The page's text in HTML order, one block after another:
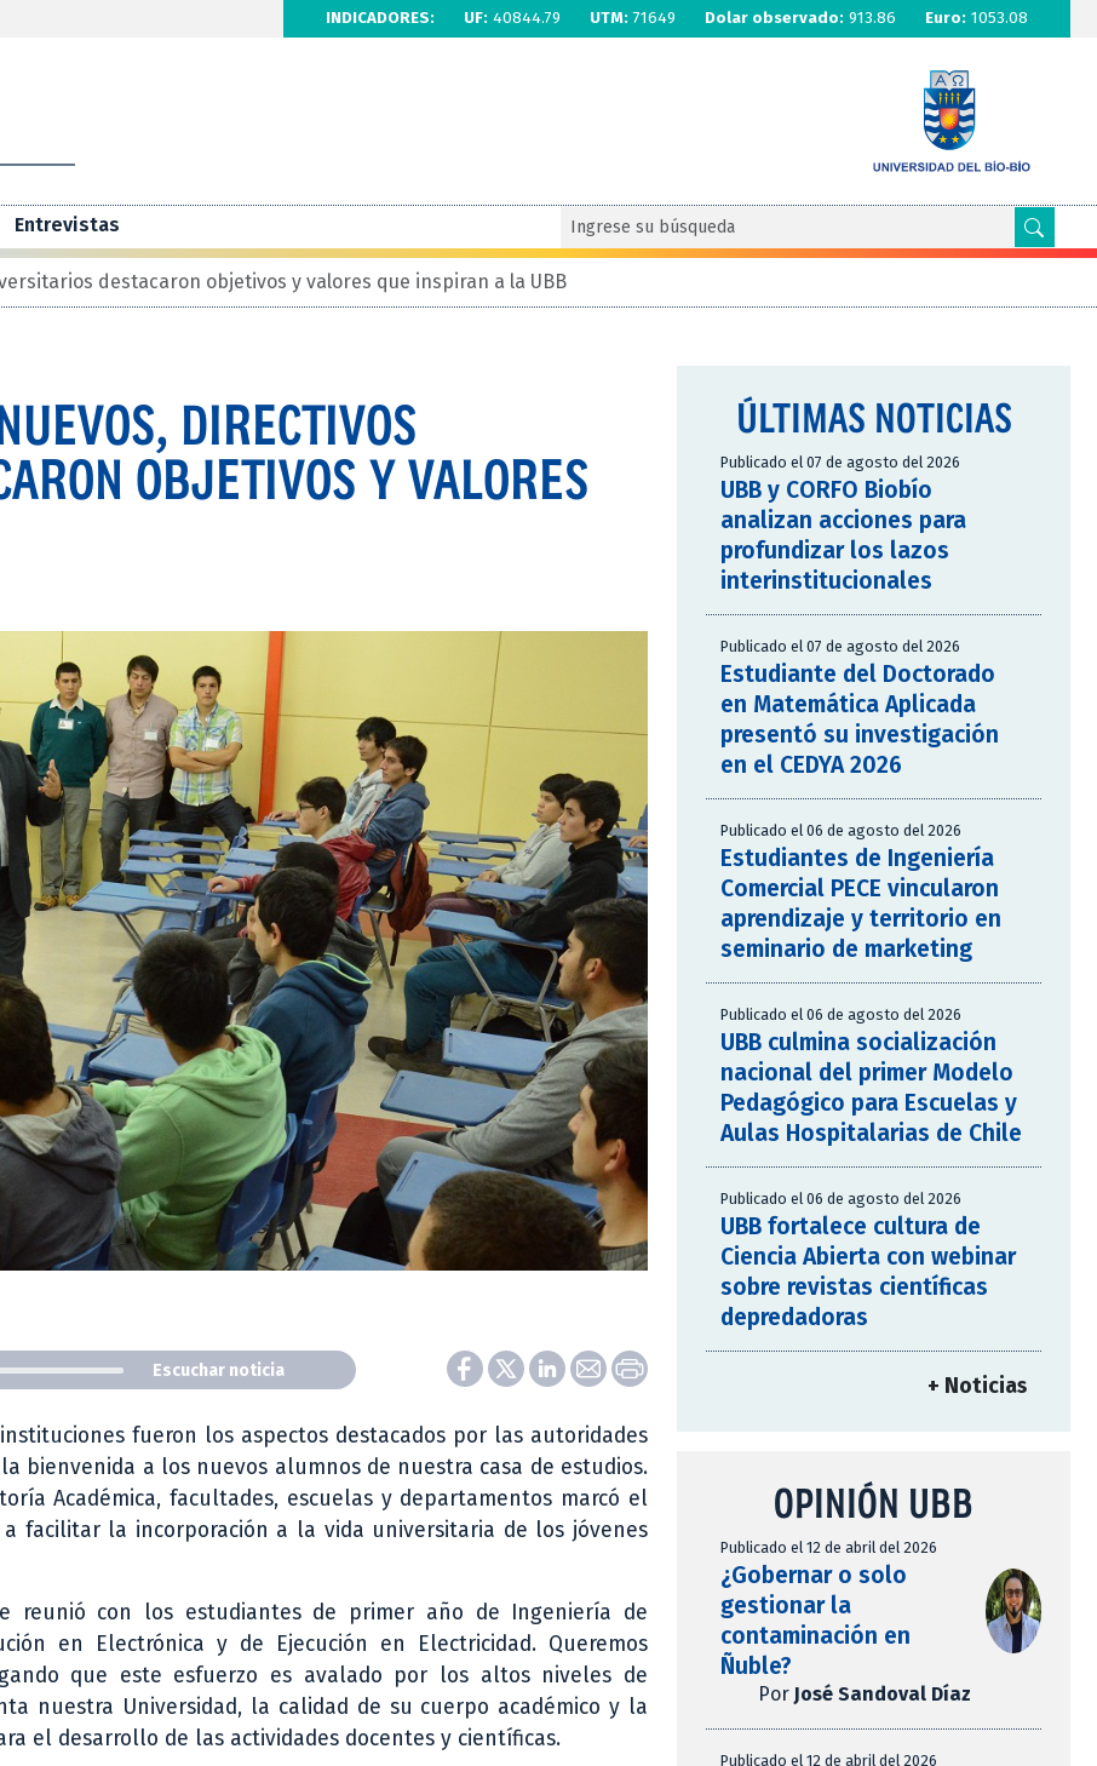
INDICADORES: UF: 40844.79 UTM: 71649 Dolar observado: 913.86 Euro: 1053.08
Entrevistas
destacaron objetivos y valores que inspiran a la UBB
DIRECTIVOS
OBJETIVOS Y VALORES
Escuchar noticia
fueron los aspectos destacados por las autoridades
bienvenida a los nuevos alumnos de nuestra casa de estudios.
Académica, facultades, escuelas y departamentos marcó el
facilitar la incorporación a la vida universitaria de los jóvenes
reunió con los estudiantes de primer año de Ingeniería de
en Electrónica y de Ejecución en Electricidad. Queremos
que este esfuerzo es avalado por los altos niveles de
nuestra Universidad, la calidad de su cuerpo académico y la
el desarrollo de las actividades docentes y científicas.
ÚLTIMAS NOTICIAS
Publicado el 07 de agosto del 2026
UBB y CORFO Biobío
analizan acciones para
profundizar los lazos
interinstitucionales
Publicado el 07 de agosto del 2026
Estudiante del Doctorado
en Matemática Aplicada
presentó su investigación
en el CEDYA 2026
Publicado el 06 de agosto del 2026
Estudiantes de Ingeniería
Comercial PECE vincularon
aprendizaje y territorio en
seminario de marketing
Publicado el 06 de agosto del 2026
UBB culmina socialización
nacional del primer Modelo
Pedagógico para Escuelas y
Aulas Hospitalarias de Chile
Publicado el 06 de agosto del 2026
UBB fortalece cultura de
Ciencia Abierta con webinar
sobre revistas científicas
depredadoras
+ Noticias
OPINIÓN UBB
Publicado el 12 de abril del 2026
¿Gobernar o solo
gestionar la
contaminación en
Ñuble?
Por José Sandoval Díaz
Publicado el 12 de abril del 2026